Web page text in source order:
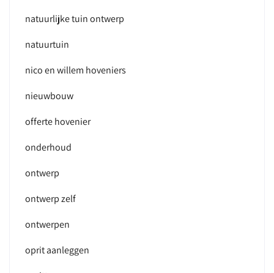
natuurlijke tuin ontwerp
natuurtuin
nico en willem hoveniers
nieuwbouw
offerte hovenier
onderhoud
ontwerp
ontwerp zelf
ontwerpen
oprit aanleggen